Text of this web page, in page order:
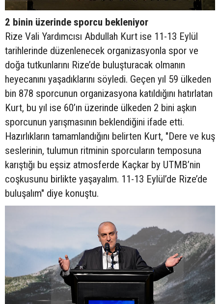
2 binin üzerinde sporcu bekleniyor
Rize Vali Yardımcısı Abdullah Kurt ise 11-13 Eylül
tarihlerinde düzenlenecek organizasyonla spor ve
doğa tutkunlarını Rize’de buluşturacak olmanın
heyecanını yaşadıklarını söyledi. Geçen yıl 59 ülkeden
bin 878 sporcunun organizasyona katıldığını hatırlatan
Kurt, bu yıl ise 60’ın üzerinde ülkeden 2 bini aşkın
sporcunun yarışmasının beklendiğini ifade etti.
Hazırlıkların tamamlandığını belirten Kurt, "Dere ve kuş
seslerinin, tulumun ritminin sporcuların temposuna
karıştığı bu eşsiz atmosferde Kaçkar by UTMB’nin
coşkusunu birlikte yaşayalım. 11-13 Eylül’de Rize’de
buluşalım" diye konuştu.